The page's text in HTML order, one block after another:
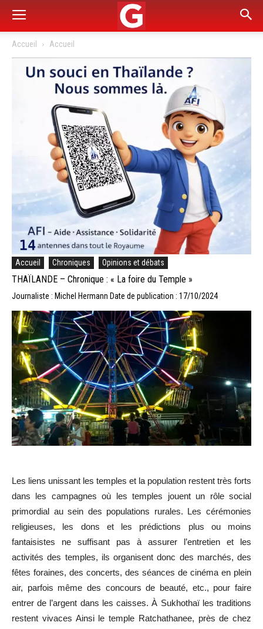
Accueil Accueil
Accueil Chroniques Opinions et débats
THAÏLANDE – Chronique : « La foire du Temple »
Journaliste : Michel Hermann Date de publication : 17/10/2024
Les liens unissant les temples et la population restent très forts
dans les campagnes où les temples jouent un rôle social
primordial au sein des populations rurales. Les cérémonies
religieuses, les dons et les prédictions plus ou moins
fantaisistes ne suffisant pas à assurer l’entretien et les
activités des temples, ils organisent donc des marchés, des
fêtes foraines, des concerts, des séances de cinéma en plein
air, parfois même des concours de beauté, etc., pour faire
entrer de l’argent dans les caisses. À Sukhothaï les traditions
restent vivaces Ainsi le temple Ratchathanee, près de chez